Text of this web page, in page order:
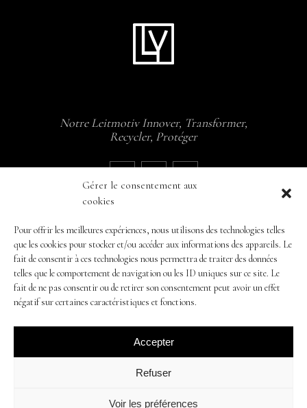
Gérer le consentement aux
cookies
Pour offrir les meilleures expériences, nous utilisons des technologies telles
que les cookies pour stocker et/ou accéder aux informations des appareils. Le
fait de consentir à ces technologies nous permettra de traiter des données
telles que le comportement de navigation ou les ID uniques sur ce site. Le
fait de ne pas consentir ou de retirer son consentement peut avoir un effet
négatif sur certaines caractéristiques et fonctions.
Accepter
Refuser
Voir les préférences
Notre Leitmotiv Innover, Transformer,
Recycler, Protéger
NAVIGATION
Mentions légales
CGV